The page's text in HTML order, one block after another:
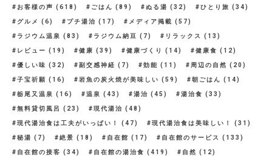
お客様の声 (618) ごはん (89) ぬる湯 (32) ひとり旅 (34)
グルメ (6) プチ湯治 (17) メディア掲載 (57)
ラジウム温泉 (83) ラジウム納豆 (7) リラックス (13)
レビュー (19) 健康 (39) 健康づくり (14) 健康食 (12)
優しい味 (32) 副交感神経 (7) 効能 (11) 周辺の自然 (20)
子宝祈願 (16) 岩魚の炭火焼が美味しい (59) 朝ごはん (14)
栃尾又温泉 (16) 温泉 (43) 湯治 (45) 湯治食 (33)
無料貸切風呂 (23) 現代湯治 (48)
現代湯治食は工夫がいっぱい！ (47) 現代湯治食は美味しい！ (31)
秘湯 (7) 絶景 (18) 自在館 (17) 自在館のサービス (133)
自在館の接客 (34) 自在館の湯治食 (419) 自然 (12)